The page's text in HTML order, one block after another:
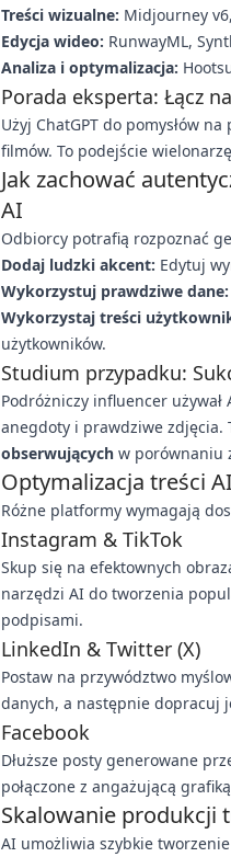
Treści wizualne: Midjourney
Edycja wideo: RunwayML,
Analiza i optymalizacja:
Porada eksperta: Łącz
Użyj ChatGPT do pomysłów
filmów. To podejście
Jak zachować
AI
Odbiorcy potrafią rozpoznać
Dodaj ludzki akcent: Edytuj
Wykorzystuj prawdziwe dane:
Wykorzystaj treści
użytkowników.
Studium przypadku:
Podróżniczy influencer
anegdoty i prawdziwe zdjęcia.
obserwujących w porównaniu
Optymalizacja treści
Różne platformy wymagają
Instagram & TikTok
Skup się na efektownych
narzędzi AI do tworzenia
podpisami.
LinkedIn & Twitter (X)
Postaw na przywództwo
danych, a następnie dopracuj
Facebook
Dłuższe posty generowane
połączone z angażującą
Skalowanie produkcji
AI umożliwia szybkie